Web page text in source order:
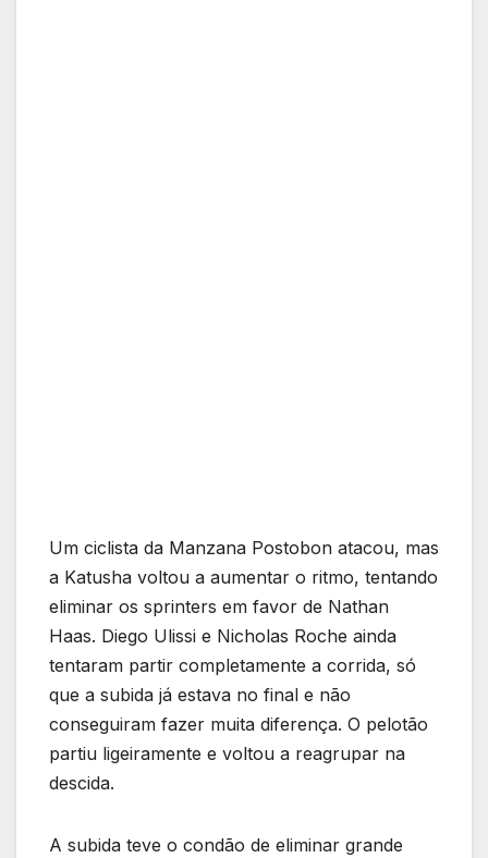
Um ciclista da Manzana Postobon atacou, mas
a Katusha voltou a aumentar o ritmo, tentando
eliminar os sprinters em favor de Nathan
Haas. Diego Ulissi e Nicholas Roche ainda
tentaram partir completamente a corrida, só
que a subida já estava no final e não
conseguiram fazer muita diferença. O pelotão
partiu ligeiramente e voltou a reagrupar na
descida.
A subida teve o condão de eliminar grande